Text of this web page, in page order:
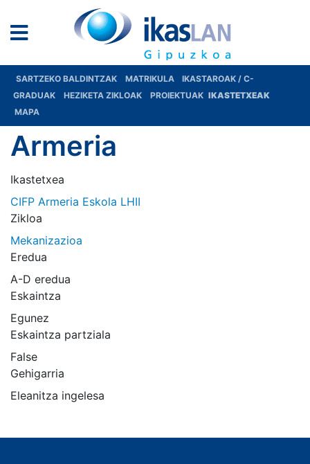
SARTZEKO BALDINTZAK MATRIKULA
IKASTAROAK / C-
GRADUAK
HEZIKETA ZIKLOAK PROIEKTUAK IKASTETXEAK
MAPA
Armeria
Ikastetxea
CIFP Armeria Eskola LHII
Zikloa
Mekanizazioa
Eredua
A-D eredua
Eskaintza
Egunez
Eskaintza partziala
False
Gehigarria
Eleanitza ingelesa